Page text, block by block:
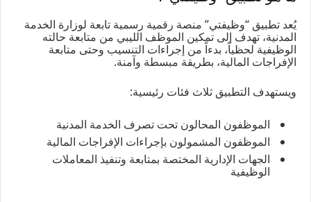
يُعد تطبيق “وظيفتي” منصة رقمية رسمية تابعة لوزارة الخدمة
المدنية، تهدف إلى تمكين الموظف الليبي من متابعة حالته
الوظيفية لحظياً، بدءاً من إجراءات التنسيب وحتى متابعة
الإفراجات المالية، بطريقة مبسطة وآمنة.
ويستهدف التطبيق ثلاث فئات رئيسية:
الموظفون المحالون تحت تصرف الخدمة المدنية
الموظفون المشمولون بإجراءات الإفراجات المالية
الجهات الإدارية المختصة بمتابعة وتنفيذ المعاملات
الوظيفية